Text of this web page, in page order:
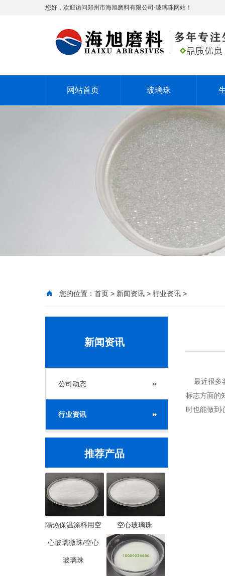
您好，欢迎访问郑州市海旭磨料有限公司-玻璃珠网站！
网站首页 玻璃珠
您的位置： 首页 > 新闻资讯 > 行业资讯 >
新闻资讯
公司动态
行业资讯
推荐产品
隔热保温涂料用空
心玻璃微珠/空心
玻璃珠
空心玻璃珠
最近很多
标志方面的
时也能做到